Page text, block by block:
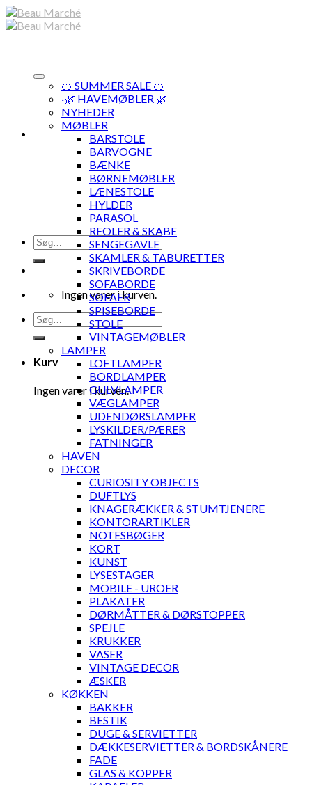
Skip
to
Søg
efter:
Ingen varer i kurven.
Søg
efter:
Kurv
Ingen varer i kurven.
🍊 SUMMER SALE 🍊
·🌿 HAVEMØBLER 🌿
NYHEDER
MØBLER
BARSTOLE
BARVOGNE
BÆNKE
BØRNEMØBLER
LÆNESTOLE
HYLDER
PARASOL
REOLER & SKABE
SENGEGAVLE
SKAMLER & TABURETTER
SKRIVEBORDE
SOFABORDE
SOFAER
SPISEBORDE
STOLE
VINTAGEMØBLER
LAMPER
LOFTLAMPER
BORDLAMPER
GULVLAMPER
VÆGLAMPER
UDENDØRSLAMPER
LYSKILDER/PÆRER
FATNINGER
HAVEN
DECOR
CURIOSITY OBJECTS
DUFTLYS
KNAGERÆKKER & STUMTJENERE
KONTORARTIKLER
NOTESBØGER
KORT
KUNST
LYSESTAGER
MOBILE - UROER
PLAKATER
DØRMÅTTER & DØRSTOPPER
SPEJLE
KRUKKER
VASER
VINTAGE DECOR
ÆSKER
KØKKEN
BAKKER
BESTIK
DUGE & SERVIETTER
DÆKKESERVIETTER & BORDSKÅNERE
FADE
GLAS & KOPPER